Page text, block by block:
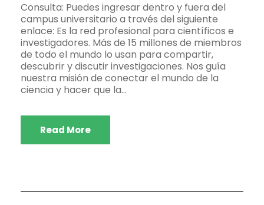
Consulta: Puedes ingresar dentro y fuera del
campus universitario a través del siguiente
enlace: Es la red profesional para científicos e
investigadores. Más de 15 millones de miembros
de todo el mundo lo usan para compartir,
descubrir y discutir investigaciones. Nos guía
nuestra misión de conectar el mundo de la
ciencia y hacer que la...
Read More